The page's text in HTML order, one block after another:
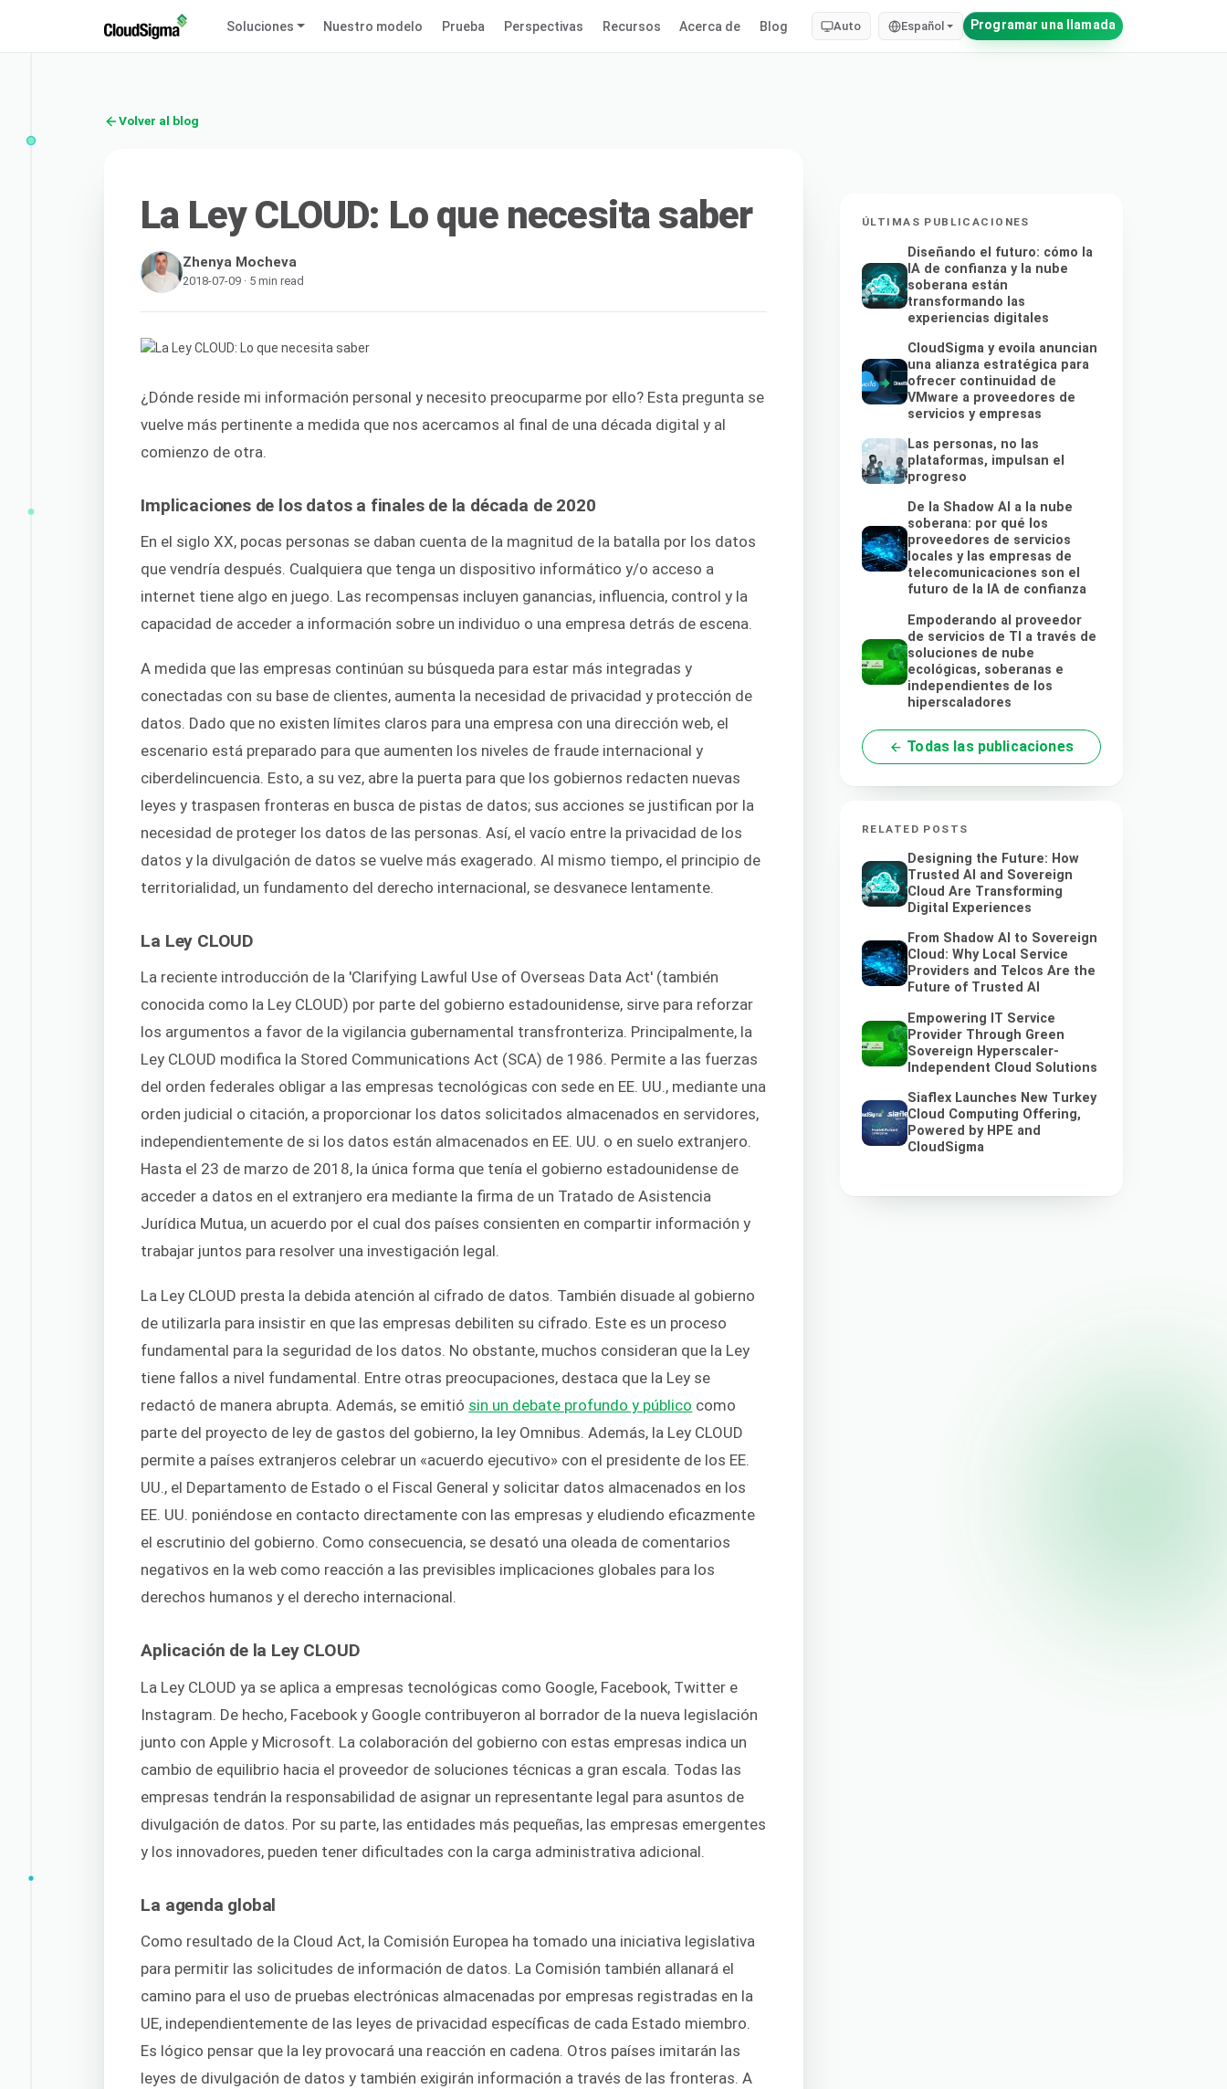
Soluciones Nuestro modelo Prueba Perspectivas Recursos Acerca de Blog Auto Español Programar una llamada
Volver al blog
La Ley CLOUD: Lo que necesita saber
Zhenya Mocheva
2018-07-09 · 5 min read
¿Dónde reside mi información personal y necesito preocuparme por ello? Esta pregunta se
vuelve más pertinente a medida que nos acercamos al final de una década digital y al
comienzo de otra.
Implicaciones de los datos a finales de la década de 2020
En el siglo XX, pocas personas se daban cuenta de la magnitud de la batalla por los datos
que vendría después. Cualquiera que tenga un dispositivo informático y/o acceso a
internet tiene algo en juego. Las recompensas incluyen ganancias, influencia, control y la
capacidad de acceder a información sobre un individuo o una empresa detrás de escena.
A medida que las empresas continúan su búsqueda para estar más integradas y
conectadas con su base de clientes, aumenta la necesidad de privacidad y protección de
datos. Dado que no existen límites claros para una empresa con una dirección web, el
escenario está preparado para que aumenten los niveles de fraude internacional y
ciberdelincuencia. Esto, a su vez, abre la puerta para que los gobiernos redacten nuevas
leyes y traspasen fronteras en busca de pistas de datos; sus acciones se justifican por la
necesidad de proteger los datos de las personas. Así, el vacío entre la privacidad de los
datos y la divulgación de datos se vuelve más exagerado. Al mismo tiempo, el principio de
territorialidad, un fundamento del derecho internacional, se desvanece lentamente.
La Ley CLOUD
La reciente introducción de la 'Clarifying Lawful Use of Overseas Data Act' (también
conocida como la Ley CLOUD) por parte del gobierno estadounidense, sirve para reforzar
los argumentos a favor de la vigilancia gubernamental transfronteriza. Principalmente, la
Ley CLOUD modifica la Stored Communications Act (SCA) de 1986. Permite a las fuerzas
del orden federales obligar a las empresas tecnológicas con sede en EE. UU., mediante una
orden judicial o citación, a proporcionar los datos solicitados almacenados en servidores,
independientemente de si los datos están almacenados en EE. UU. o en suelo extranjero.
Hasta el 23 de marzo de 2018, la única forma que tenía el gobierno estadounidense de
acceder a datos en el extranjero era mediante la firma de un Tratado de Asistencia
Jurídica Mutua, un acuerdo por el cual dos países consienten en compartir información y
trabajar juntos para resolver una investigación legal.
La Ley CLOUD presta la debida atención al cifrado de datos. También disuade al gobierno
de utilizarla para insistir en que las empresas debiliten su cifrado. Este es un proceso
fundamental para la seguridad de los datos. No obstante, muchos consideran que la Ley
tiene fallos a nivel fundamental. Entre otras preocupaciones, destaca que la Ley se
redactó de manera abrupta. Además, se emitió sin un debate profundo y público como
parte del proyecto de ley de gastos del gobierno, la ley Omnibus. Además, la Ley CLOUD
permite a países extranjeros celebrar un «acuerdo ejecutivo» con el presidente de los EE.
UU., el Departamento de Estado o el Fiscal General y solicitar datos almacenados en los
EE. UU. poniéndose en contacto directamente con las empresas y eludiendo eficazmente
el escrutinio del gobierno. Como consecuencia, se desató una oleada de comentarios
negativos en la web como reacción a las previsibles implicaciones globales para los
derechos humanos y el derecho internacional.
Aplicación de la Ley CLOUD
La Ley CLOUD ya se aplica a empresas tecnológicas como Google, Facebook, Twitter e
Instagram. De hecho, Facebook y Google contribuyeron al borrador de la nueva legislación
junto con Apple y Microsoft. La colaboración del gobierno con estas empresas indica un
cambio de equilibrio hacia el proveedor de soluciones técnicas a gran escala. Todas las
empresas tendrán la responsabilidad de asignar un representante legal para asuntos de
divulgación de datos. Por su parte, las entidades más pequeñas, las empresas emergentes
y los innovadores, pueden tener dificultades con la carga administrativa adicional.
La agenda global
Como resultado de la Cloud Act, la Comisión Europea ha tomado una iniciativa legislativa
para permitir las solicitudes de información de datos. La Comisión también allanará el
camino para el uso de pruebas electrónicas almacenadas por empresas registradas en la
UE, independientemente de las leyes de privacidad específicas de cada Estado miembro.
Es lógico pensar que la ley provocará una reacción en cadena. Otros países imitarán las
leyes de divulgación de datos y también exigirán información a través de las fronteras. A
ÚLTIMAS PUBLICACIONES
Diseñando el futuro: cómo la
IA de confianza y la nube
soberana están
transformando las
experiencias digitales
CloudSigma y evoila anuncian
una alianza estratégica para
ofrecer continuidad de
VMware a proveedores de
servicios y empresas
Las personas, no las
plataformas, impulsan el
progreso
De la Shadow AI a la nube
soberana: por qué los
proveedores de servicios
locales y las empresas de
telecomunicaciones son el
futuro de la IA de confianza
Empoderando al proveedor
de servicios de TI a través de
soluciones de nube
ecológicas, soberanas e
independientes de los
hiperscaladores
Todas las publicaciones
RELATED POSTS
Designing the Future: How
Trusted AI and Sovereign
Cloud Are Transforming
Digital Experiences
From Shadow AI to Sovereign
Cloud: Why Local Service
Providers and Telcos Are the
Future of Trusted AI
Empowering IT Service
Provider Through Green
Sovereign Hyperscaler-
Independent Cloud Solutions
Siaflex Launches New Turkey
Cloud Computing Offering,
Powered by HPE and
CloudSigma